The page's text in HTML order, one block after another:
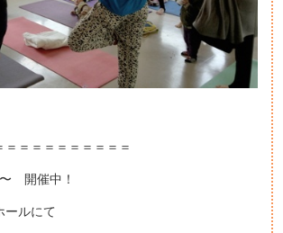
＝＝＝＝＝＝＝＝＝＝
開催中！
ルにて